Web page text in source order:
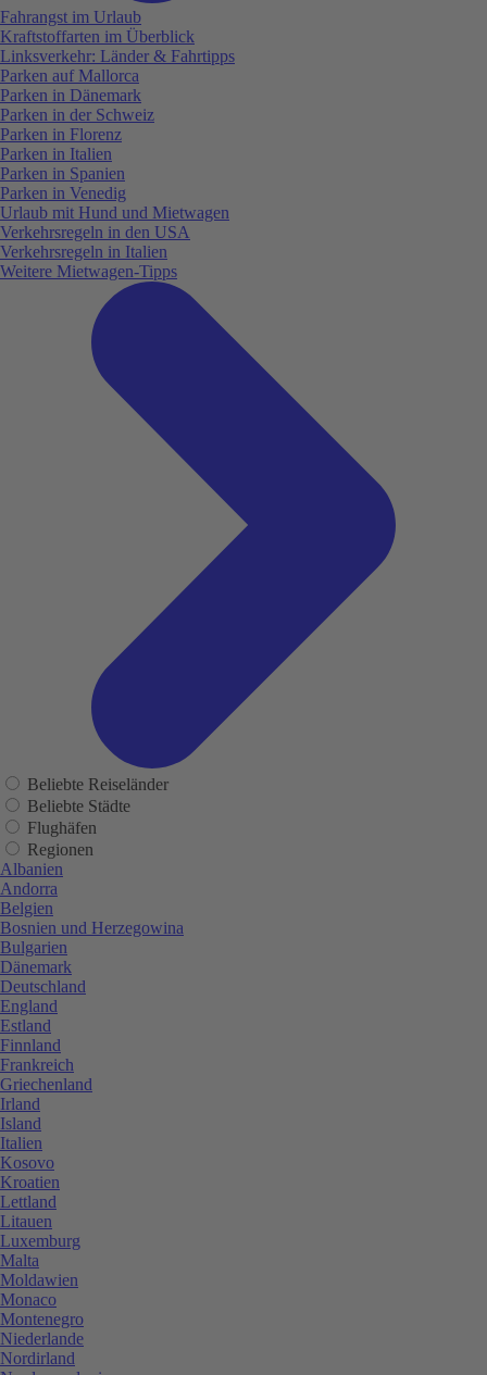
Fahrangst im Urlaub
Kraftstoffarten im Überblick
Linksverkehr: Länder & Fahrtipps
Parken auf Mallorca
Parken in Dänemark
Parken in der Schweiz
Parken in Florenz
Parken in Italien
Parken in Spanien
Parken in Venedig
Urlaub mit Hund und Mietwagen
Verkehrsregeln in den USA
Verkehrsregeln in Italien
Weitere Mietwagen-Tipps
Beliebte Reiseländer
Beliebte Städte
Flughäfen
Regionen
Albanien
Andorra
Belgien
Bosnien und Herzegowina
Bulgarien
Dänemark
Deutschland
England
Estland
Finnland
Frankreich
Griechenland
Irland
Island
Italien
Kosovo
Kroatien
Lettland
Litauen
Luxemburg
Malta
Moldawien
Monaco
Montenegro
Niederlande
Nordirland